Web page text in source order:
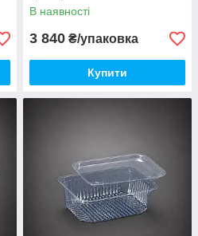
В наявності
3 840 ₴/упаковка
Купити